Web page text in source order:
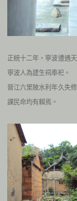
正統十二年，寧波遭遇
寧波人為建生祠奉祀。
晉江六里陂水利年久失
課民命均有賴焉。